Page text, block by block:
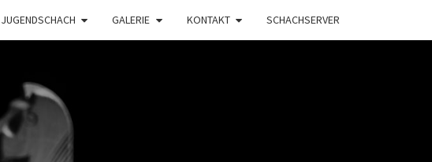
JUGENDSCHACH GALERIE KONTAKT SCHACHSERVER